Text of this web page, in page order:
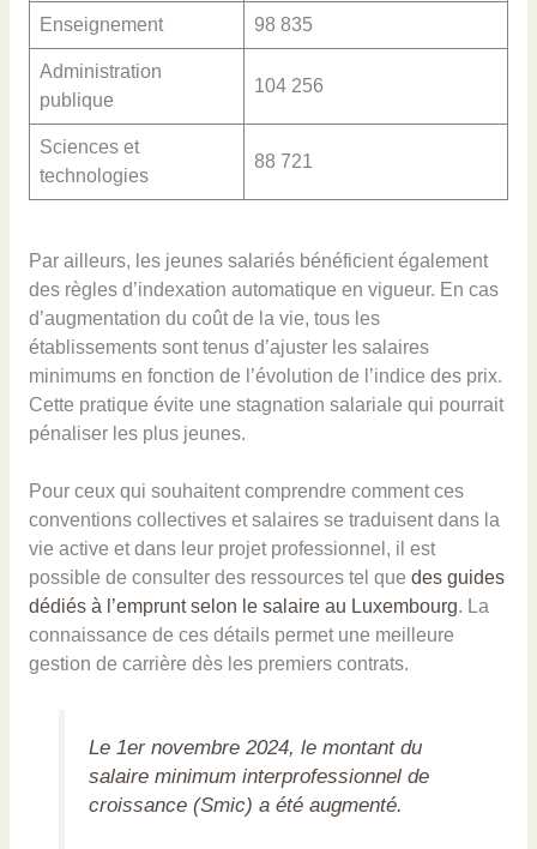
Enseignement 98 835
Administration
publique
104 256
Sciences et
technologies
88 721
Par ailleurs, les jeunes salariés bénéficient également
des règles d’indexation automatique en vigueur. En cas
d’augmentation du coût de la vie, tous les
établissements sont tenus d’ajuster les salaires
minimums en fonction de l’évolution de l’indice des prix.
Cette pratique évite une stagnation salariale qui pourrait
pénaliser les plus jeunes.
Pour ceux qui souhaitent comprendre comment ces
conventions collectives et salaires se traduisent dans la
vie active et dans leur projet professionnel, il est
possible de consulter des ressources tel que des guides
dédiés à l’emprunt selon le salaire au Luxembourg. La
connaissance de ces détails permet une meilleure
gestion de carrière dès les premiers contrats.
Le 1er novembre 2024, le montant du
salaire minimum interprofessionnel de
croissance (Smic) a été augmenté.